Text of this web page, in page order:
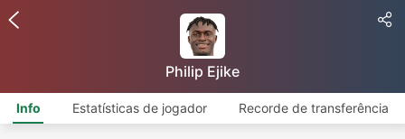
Philip Ejike
Info Estatísticas de jogador Recorde de transferência